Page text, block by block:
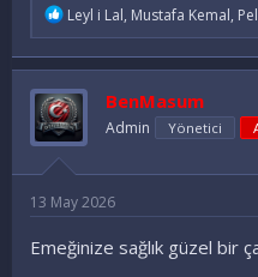
İ
d
e
l
e
r
:
Leyl i Lal, Mustafa Kemal,
BenMasum
Admin Yönetici
13 May 2026
Emeğinize sağlık güzel bir